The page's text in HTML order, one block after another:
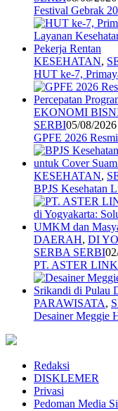
Festival Gebrak
KESEHATAN,
HUT ke-7,
EKONOMI
SERBI05/08/2026
GPFE 2026
KESEHATAN,
BPJS Kesehatan
DAERAH, DI
SERBA SERBI
PT. ASTER
PARAWISATA,
Desainer Meggie
Redaksi
DISKLEMER
Privasi
Pedoman Media